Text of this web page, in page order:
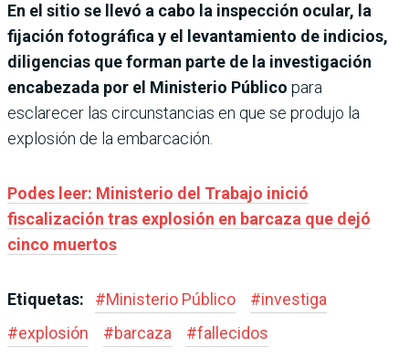
En el sitio se llevó a cabo la inspección ocular, la
fijación fotográfica y el levantamiento de indicios,
diligencias que forman parte de la investigación
encabezada por el Ministerio Público para
esclarecer las circunstancias en que se produjo la
explosión de la embarcación.
Podes leer: Ministerio del Trabajo inició
fiscalización tras explosión en barcaza que dejó
cinco muertos
Etiquetas: #Ministerio Público #investiga
#explosión #barcaza #fallecidos